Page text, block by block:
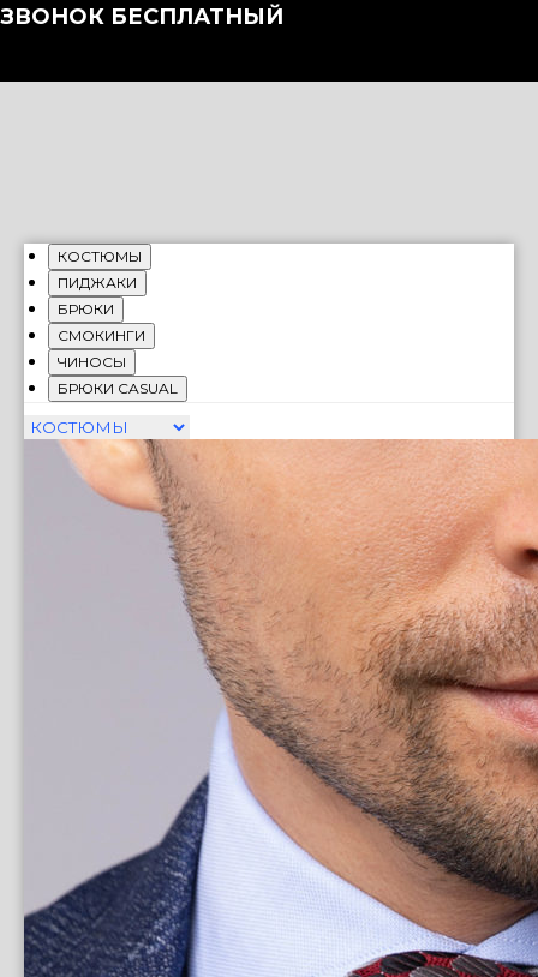
ЗВОНОК БЕСПЛАТНЫЙ
КОСТЮМЫ
ПИДЖАКИ
БРЮКИ
СМОКИНГИ
ЧИНОСЫ
БРЮКИ CASUAL